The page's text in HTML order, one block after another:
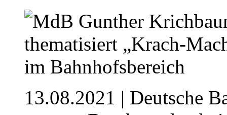
13.08.2021 | Deutsche